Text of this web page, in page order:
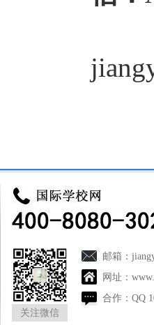
关注微信
邮箱：
网址：
合作： QQ